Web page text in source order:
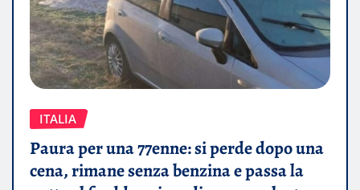
ITALIA
Paura per una 77enne: si perde dopo una
cena, rimane senza benzina e passa la